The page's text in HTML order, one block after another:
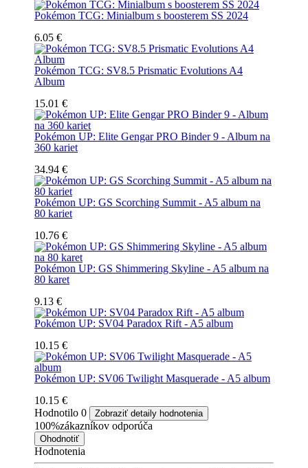
Pokémon TCG: Minialbum s boosterem SS 2024
6.05 €
Pokémon TCG: SV8.5 Prismatic Evolutions A4
Album
15.01 €
Pokémon UP: Elite Gengar PRO Binder 9 - Album na
360 kariet
34.94 €
Pokémon UP: GS Scorching Summit - A5 album na
80 kariet
10.76 €
Pokémon UP: GS Shimmering Skyline - A5 album na
80 karet
9.13 €
Pokémon UP: SV04 Paradox Rift - A5 album
10.15 €
Pokémon UP: SV06 Twilight Masquerade - A5 album
10.15 €
Hodnotilo 0 Zobraziť detaily hodnotenia
100%zákazníkov odporúča
Ohodnotiť
Hodnotenia